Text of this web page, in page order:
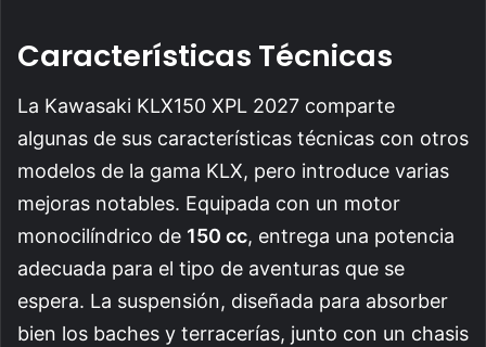
Características Técnicas
La Kawasaki KLX150 XPL 2027 comparte
algunas de sus características técnicas con otros
modelos de la gama KLX, pero introduce varias
mejoras notables. Equipada con un motor
monocilíndrico de 150 cc, entrega una potencia
adecuada para el tipo de aventuras que se
espera. La suspensión, diseñada para absorber
bien los baches y terracerías, junto con un chasis